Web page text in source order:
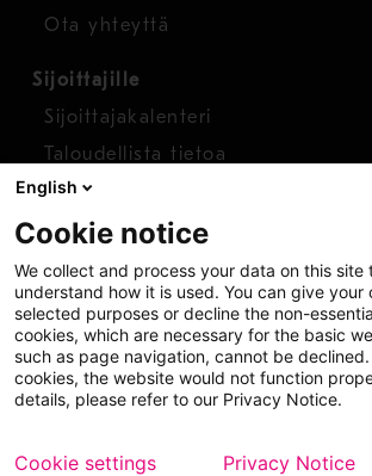
Ota yhteyttä
Sijoittajille
Sijoittajakalenteri
Taloudellista tietoa
Osakkeet
Raportoi huolenaihe
Whistleblower-työkalu
English
Cookie notice
We collect and process your data on this site
understand how it is used. You can give your
selected purposes or decline the non-
cookies, which are necessary for the basic
such as page navigation, cannot be
cookies, the website would not function
details, please refer to our Privacy Notice.
Cookie settings Privacy Notice